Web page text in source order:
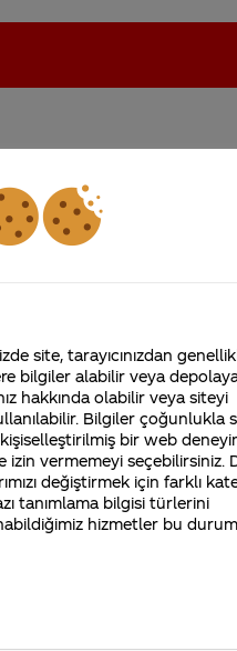
Cola’yı kim buldu?
göz önünde
dönem içerisinde,
Coca-Cola Şirketi
merak ettikleriniz.
Fabrikalarımız,
sertifikalarımız, faaliyet
gösterdiğimiz ülkeler,
tarihçemiz ve daha
site, tarayıcınızdan
bilgiler alabilir veya
hakkında olabilir veya siteyi
Bilgiler çoğunlukla
bir web
izin vermemeyi seçebilirsiniz.
değiştirmek için farklı
tanımlama bilgisi türlerini
hizmetler bu